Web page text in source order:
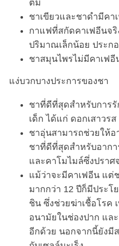
ต้ม
ชาเขียวและชาดำมีค
กาแฟที่สกัดคาเฟอีนจ
ปริมาณเล็กน้อย ประก
ชาสมุนไพรไม่มีคาเฟอี
แง่บวกบางประการของชา
ชาที่ดีที่สุดสำหรับการ
เด็ก ได้แก่ ดอกเสาวรส
ชาอุ่นสามารถช่วยให้อ
ชาที่ดีที่สุดสำหรับอากา
และคาโมไมล์ซึ่งปราศ
แม้ว่าจะมีคาเฟอีน แต่
มากกว่า 12 ปีก็มีประโ
ชิน ซึ่งช่วยฆ่าเชื้อโรค
อนามัยในช่องปาก แล
อีกด้วย นอกจากนี้ยังมี